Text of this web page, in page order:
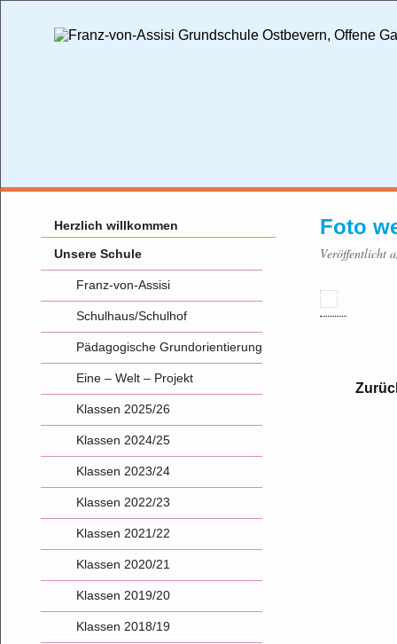
Foto
Veröffentlicht
Herzlich willkommen
Unsere Schule
Franz-von-Assisi
Schulhaus/Schulhof
Pädagogische Grundorientierung
Eine – Welt – Projekt
Klassen 2025/26
Klassen 2024/25
Klassen 2023/24
Klassen 2022/23
Klassen 2021/22
Klassen 2020/21
Klassen 2019/20
Klassen 2018/19